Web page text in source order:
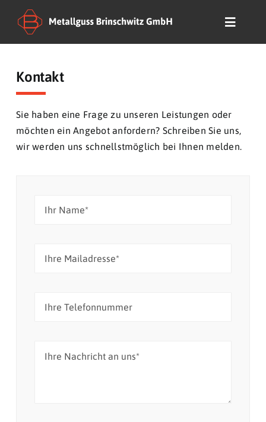
Inhalt
Toggle
Verfahren &
Kontakt
Sie haben eine Frage zu unseren Leistungen oder
möchten ein Angebot anfordern? Schreiben Sie uns,
wir werden uns schnellstmöglich bei Ihnen melden.